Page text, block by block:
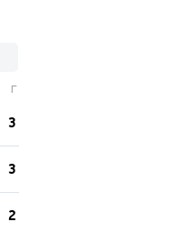
Г
3
3
2